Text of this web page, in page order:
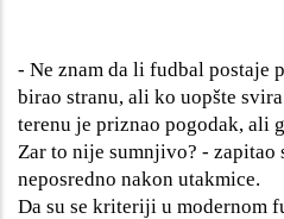
- Ne znam da li fudbal postaje
birao stranu, ali ko uopšte
terenu je priznao pogodak, ali
Zar to nije sumnjivo? - zapitao
neposredno nakon utakmice.
Da su se kriteriji u modernom